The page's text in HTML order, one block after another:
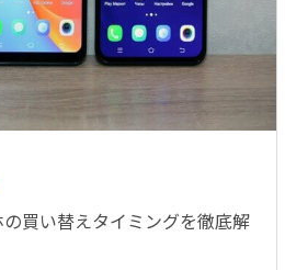
買い替えタイミングを徹底解